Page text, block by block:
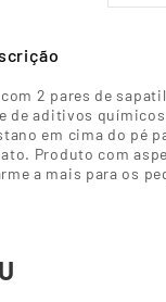
2 pares de
de aditivos
em cima do pé
Produto com
a mais para os